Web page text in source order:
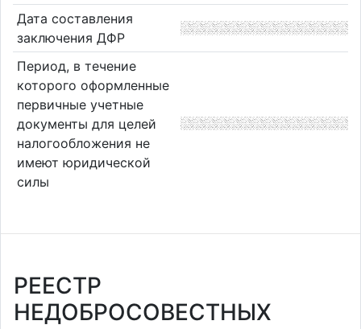
Дата составления
заключения ДФР
Период, в течение
которого оформленные
первичные учетные
документы для целей
налогообложения не
имеют юридической
силы
РЕЕСТР
НЕДОБРОСОВЕСТНЫХ